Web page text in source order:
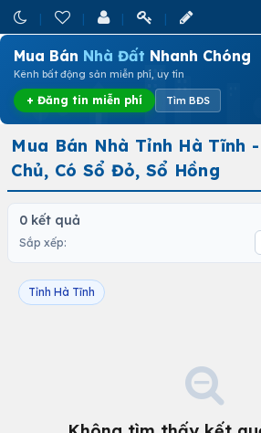
Mua Bán Nhà Đất Nhanh Chóng
Kênh bất động sản miễn phí, uy tín
+ Đăng tin miễn phí Tìm BĐS
Mua Bán Nhà Tỉnh Hà Tĩnh
Chủ, Có Sổ Đỏ, Sổ Hồng
0 kết quả
Sắp xếp:
Tỉnh Hà Tĩnh